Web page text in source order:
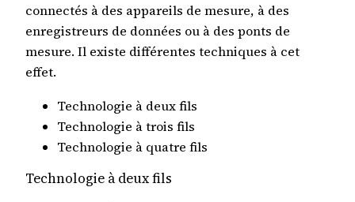
connectés à des appareils de mesure, à des
enregistreurs de données ou à des ponts de
mesure. Il existe différentes techniques à cet
effet.
Technologie à deux fils
Technologie à trois fils
Technologie à quatre fils
Technologie à deux fils